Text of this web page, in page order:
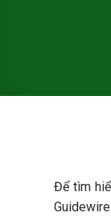
Để tìm